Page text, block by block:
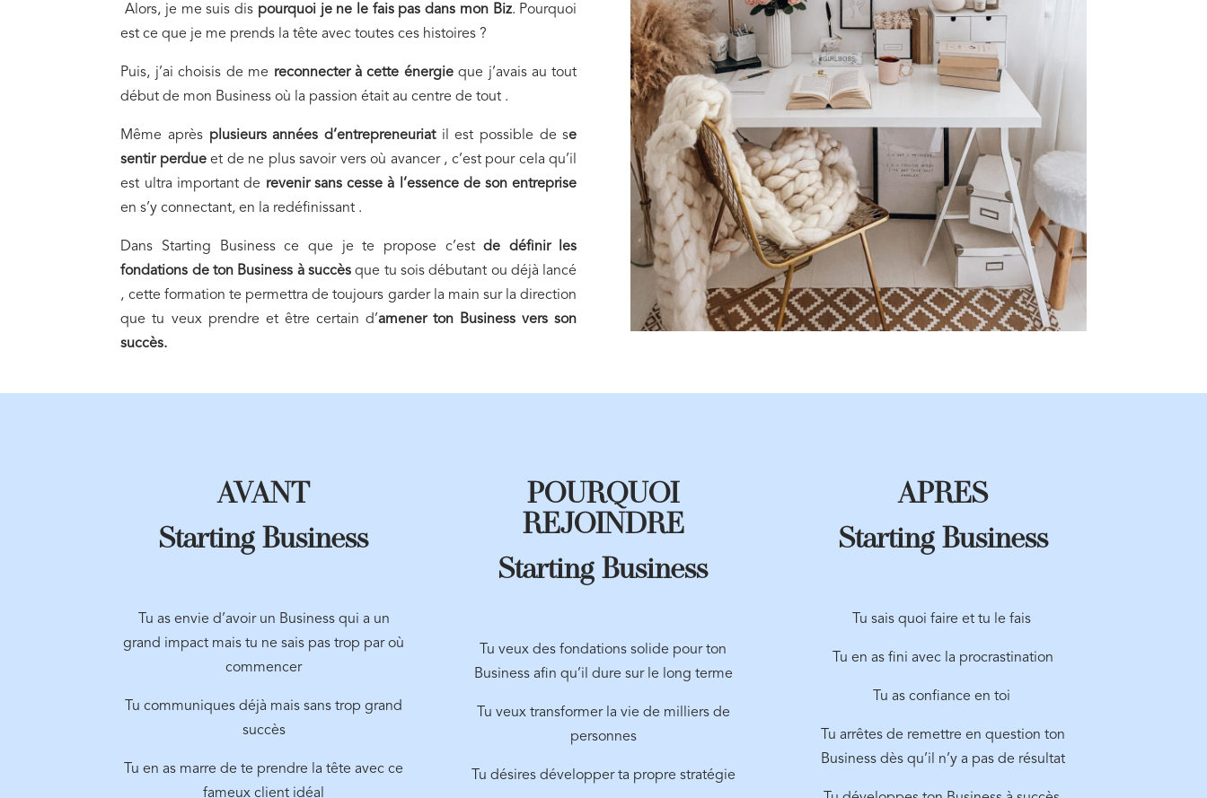
Alors, je me suis dis pourquoi je ne le fais pas dans mon Biz. Pourquoi
est ce que je me prends la tête avec toutes ces histoires ?
Puis, j’ai choisis de me reconnecter à cette énergieque j’avais au tout
début de mon Business où la passion était au centre de tout .
Même après plusieurs années d’entrepreneuriatil est possible de se
sentir perdueet de ne plus savoir vers où avancer , c’est pour cela qu’il
est ultra important de revenir sans cesse à l’essence de son entreprise
en s’y connectant, en la redéfinissant .
Dans Starting Business ce que je te propose c’estde définir les
fondations de ton Business à succès que tu sois débutant ou déjà lancé
, cette formation te permettra de toujours garder la main sur la direction
que tu veux prendre et être certain d’amener ton Business vers son
succès.
AVANT
Starting Business
Tu as envie d’avoir un Business qui a un
grand impact mais tu ne sais pas trop par où
commencer
Tu communiques déjà mais sans trop grand
succès
Tu en as marre de te prendre la tête avec ce
fameux client idéal
POURQUOI
REJOINDRE
Starting Business
Tu veux des fondations solide pour ton
Business afin qu’il dure sur le long terme
Tu veux transformer la vie de milliers de
personnes
Tu désires développer ta propre stratégie
APRES
Starting Business
Tu sais quoi faire et tu le fais
Tu en as fini avec la procrastination
Tu as confiance en toi
Tu arrêtes de remettre en question ton
Business dès qu’il n’y a pas de résultat